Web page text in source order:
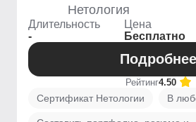
Нетология
Длительность
-
Цена
Бесплатно
Подробнее
Рейтинг4.50
Сертификат Нетологии В